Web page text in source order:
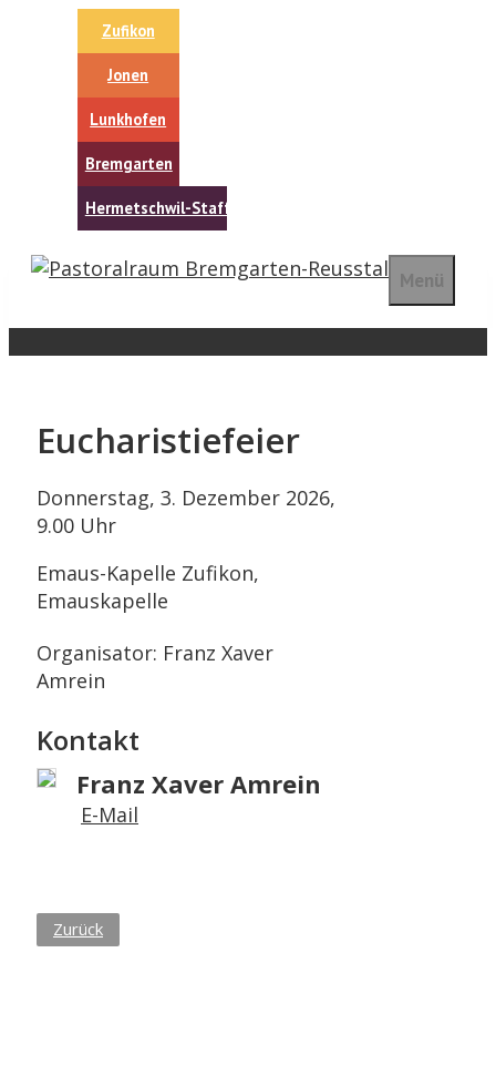
Zufikon
Jonen
Lunkhofen
Bremgarten
Hermetschwil-Staffeln
Menü
Eucharistiefeier
Donnerstag, 3. Dezember 2026,
9.00 Uhr
Emaus-Kapelle Zufikon,
Emauskapelle
Organisator: Franz Xaver
Amrein
Kontakt
Franz Xaver Amrein
E-Mail
Zurück